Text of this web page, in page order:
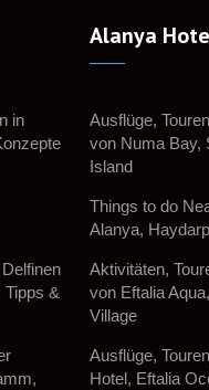
in
Tipps &
Alanya
Ausflüge,
von Numa Bay,
Island
Things to do
Alanya,
Aktivitäten,
von Eftalia
Village
Ausflüge,
Hotel, Eftalia